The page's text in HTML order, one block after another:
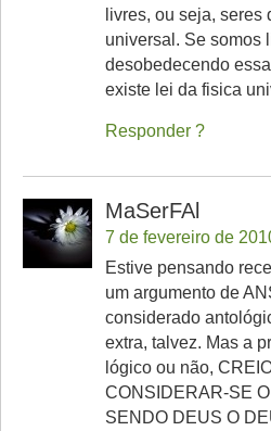
livres, ou seja, seres
universal. Se somos
desobedecendo
existe lei da fisica
Responder
MaSerFAl
7 de fevereiro de
Estive pensando
um argumento de
considerado
extra, talvez. Mas a
lógico ou não,
CONSIDERAR-SE
SENDO DEUS O